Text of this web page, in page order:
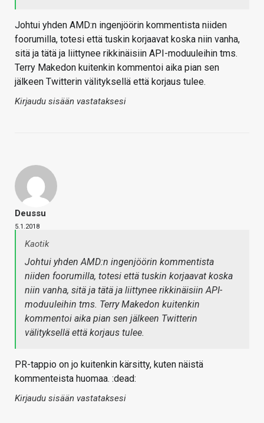
Johtui yhden AMD:n ingenjöörin kommentista niiden
foorumilla, totesi että tuskin korjaavat koska niin vanha,
sitä ja tätä ja liittynee rikkinäisiin API-moduuleihin tms.
Terry Makedon kuitenkin kommentoi aika pian sen
jälkeen Twitterin välityksellä että korjaus tulee.
Kirjaudu sisään vastataksesi
Deussu
5.1.2018
Kaotik
Johtui yhden AMD:n ingenjöörin kommentista
niiden foorumilla, totesi että tuskin korjaavat koska
niin vanha, sitä ja tätä ja liittynee rikkinäisiin API-
moduuleihin tms. Terry Makedon kuitenkin
kommentoi aika pian sen jälkeen Twitterin
välityksellä että korjaus tulee.
PR-tappio on jo kuitenkin kärsitty, kuten näistä
kommenteista huomaa. :dead:
Kirjaudu sisään vastataksesi